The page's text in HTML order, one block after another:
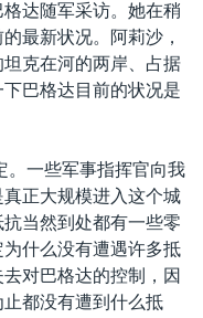
达随军采访。她在稍
最新状况。阿莉沙，
克在河的两岸、占据
巴格达目前的状况是
。一些军事指挥官向我
正大规模进入这个城
当然到处都有一些零
什么没有遭遇许多抵
对巴格达的控制，因
都没有遭到什么抵